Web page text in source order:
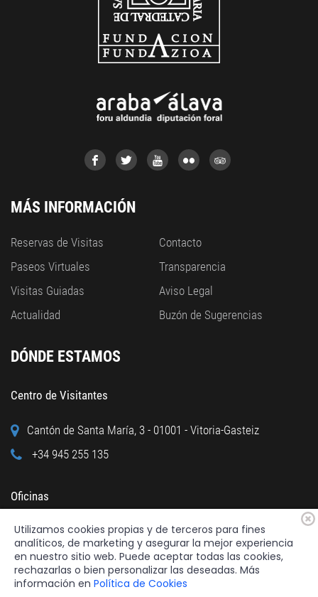
MÁS INFORMACIÓN
Reservas de Visitas
Paseos Virtuales
Visitas Guiadas
Actualidad
Contacto
Transparencia
Aviso Legal
Buzón de Sugerencias
DÓNDE ESTAMOS
Centro de Visitantes
Cantón de Santa María, 3 - 01001 - Vitoria-Gasteiz
+34 945 255 135
Oficinas
Calle Cuchillería, 95 - 01001 - Vitoria-Gasteiz
+34 945 122 160
Utilizamos cookies propias y de terceros para fines
analíticos, de marketing y asegurar la mejor experiencia
en nuestro sitio web. Puede aceptar todas las cookies,
rechazarlas o bien personalizar las deseadas. Más
información en Política de Cookies